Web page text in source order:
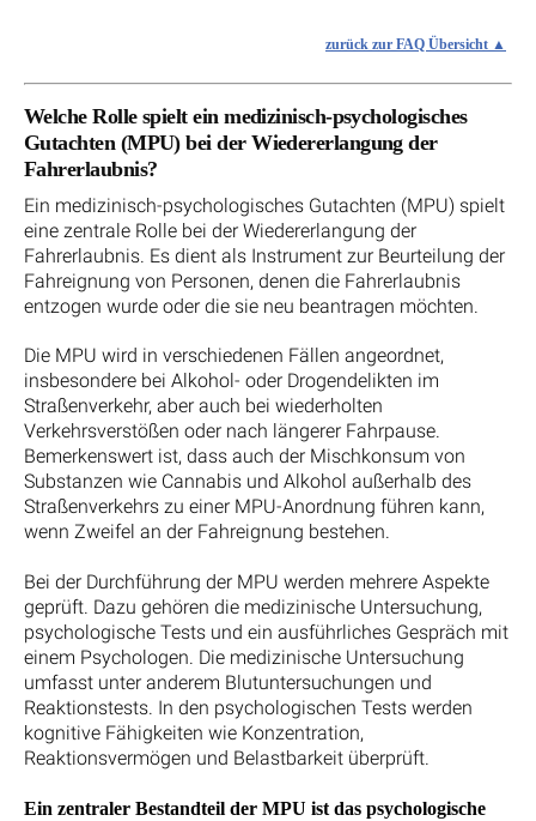
zurück zur FAQ Übersicht
Welche Rolle spielt ein medizinisch-psychologisches
Gutachten (MPU) bei der Wiedererlangung der
Fahrerlaubnis?
Ein medizinisch-psychologisches Gutachten (MPU) spielt
eine zentrale Rolle bei der Wiedererlangung der
Fahrerlaubnis. Es dient als Instrument zur Beurteilung der
Fahreignung von Personen, denen die Fahrerlaubnis
entzogen wurde oder die sie neu beantragen möchten.
Die MPU wird in verschiedenen Fällen angeordnet,
insbesondere bei Alkohol- oder Drogendelikten im
Straßenverkehr, aber auch bei wiederholten
Verkehrsverstößen oder nach längerer Fahrpause.
Bemerkenswert ist, dass auch der Mischkonsum von
Substanzen wie Cannabis und Alkohol außerhalb des
Straßenverkehrs zu einer MPU-Anordnung führen kann,
wenn Zweifel an der Fahreignung bestehen.
Bei der Durchführung der MPU werden mehrere Aspekte
geprüft. Dazu gehören die medizinische Untersuchung,
psychologische Tests und ein ausführliches Gespräch mit
einem Psychologen. Die medizinische Untersuchung
umfasst unter anderem Blutuntersuchungen und
Reaktionstests. In den psychologischen Tests werden
kognitive Fähigkeiten wie Konzentration,
Reaktionsvermögen und Belastbarkeit überprüft.
Ein zentraler Bestandteil der MPU ist das psychologische